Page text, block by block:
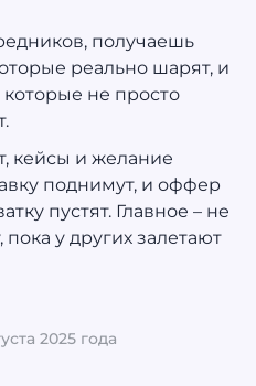
получаешь
реально шарят, и
не просто
кейсы и желание
поднимут, и оффер
пустят. Главное – не
пока у других залетают
2025 года